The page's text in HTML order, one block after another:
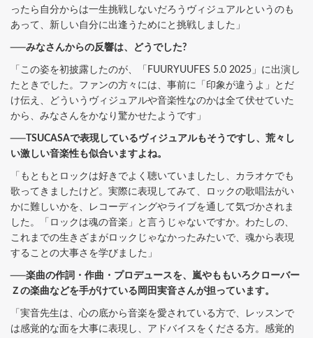
ったら自分からは一生挑戦しないだろうヴィジュアルというのも
あって、新しい自分に出逢うためにと挑戦しました」
──みなさんからの反響は、どうでした?
「この姿を初披露したのが、「FUURYUUFES 5.0 2025」に出演し
たときでした。ファンの方々には、事前に「印象が違うよ」とだ
け伝え、どういうヴィジュアルや音楽性なのかは全て伏せていた
から、みなさんをかなり驚かせたようです」
──TSUCASAで表現しているヴィジュアルもそうですし、荒々し
い激しい音楽性も似合いますよね。
「もともとロックは好きでよく聴いていましたし、カラオケでも
歌ってきましたけど。実際に表現してみて、ロックの歌唱法がい
かに難しいかを、レコーディングやライブを通して気づかされま
した。「ロックは魂の音楽」と言うじゃないですか。わたしの、
これまでの生きざまがロックじゃなかったみたいで、魂から表現
することの大事さを学びました」
──楽曲の作詞・作曲・プロデュースを、嵐やももいろクローバー
Ｚの楽曲などを手がけている岡田実音さんが担っています。
「実音先生は、心の底から音楽を愛されている方で、レッスンで
は感覚的な面を大事に表現し、アドバイスをくださる方。感覚的